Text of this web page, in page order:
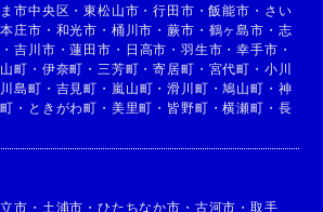
市中央区 ・東松山市 ・行田市 ・飯能市 ・ さい
本庄市 ・ 和光市 ・ 桶川市 ・蕨市 ・ 鶴ヶ島市 ・ 志
・吉川市 ・蓮田市 ・ 日高市 ・ 羽生市 ・幸手市 ・
町 ・ 伊奈町 ・ 三芳町 ・寄居町 ・ 宮代町 ・ 小川
川島町 ・ 吉見町 ・ 嵐山町 ・滑川町 ・鳩山町 ・ 神
・ ときがわ町 ・ 美里町 ・ 皆野町 ・横瀬町 ・ 長
市 ・ 土浦市 ・ひたちなか市 ・ 古河市 ・ 取手